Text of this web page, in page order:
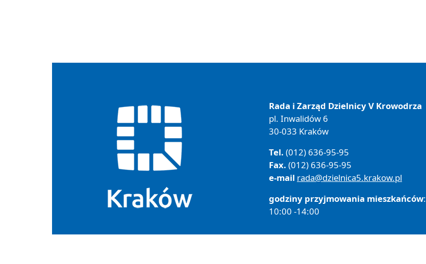
Rada i Zarząd Dzielnicy V Krowodrza
pl. Inwalidów 6
30-033 Kraków
Tel. (012) 636-95-95
Fax. (012) 636-95-95
e-mail rada@dzielnica5.krakow.pl
godziny przyjmowania mieszkańców:
10:00 -14:00